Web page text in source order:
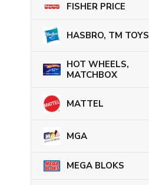
FISHER PRICE
HASBRO, TM TOYS
HOT WHEELS,
MATCHBOX
MATTEL
MGA
MEGA BLOKS